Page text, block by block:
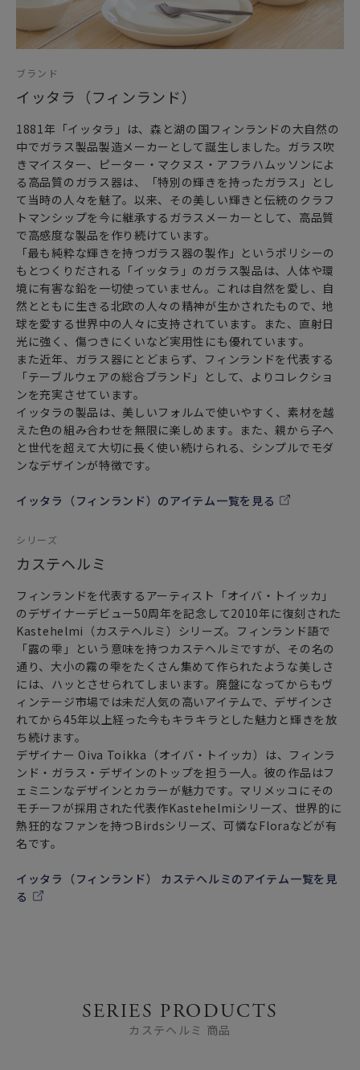
ブランド
イッタラ（フィンランド）
1881年「イッタラ」は、森と湖の国フィンランドの大自然の
中でガラス製品製造メーカーとして誕生しました。ガラス吹
きマイスター、ピーター・マクヌス・アフラハムッソンによ
る高品質のガラス器は、「特別の輝きを持ったガラス」とし
て当時の人々を魅了。以来、その美しい輝きと伝統のクラフ
トマンシップを今に継承するガラスメーカーとして、高品質
で高感度な製品を作り続けています。
「最も純粋な輝きを持つガラス器の製作」というポリシーの
もとつくりだされる「イッタラ」のガラス製品は、人体や環
境に有害な鉛を一切使っていません。これは自然を愛し、自
然とともに生きる北欧の人々の精神が生かされたもので、地
球を愛する世界中の人々に支持されています。また、直射日
光に強く、傷つきにくいなど実用性にも優れています。
また近年、ガラス器にとどまらず、フィンランドを代表する
「テーブルウェアの総合ブランド」として、よりコレクショ
ンを充実させています。
イッタラの製品は、美しいフォルムで使いやすく、素材を越
えた色の組み合わせを無限に楽しめます。また、親から子へ
と世代を超えて大切に長く使い続けられる、シンプルでモダ
ンなデザインが特徴です。
イッタラ（フィンランド）のアイテム一覧を見る
シリーズ
カステヘルミ
フィンランドを代表するアーティスト「オイバ・トイッカ」
のデザイナーデビュー50周年を記念して2010年に復刻された
Kastehelmi（カステヘルミ）シリーズ。フィンランド語で
「露の雫」という意味を持つカステヘルミですが、その名の
通り、大小の霧の雫をたくさん集めて作られたような美しさ
には、ハッとさせられてしまいます。廃盤になってからもヴ
ィンテージ市場では未だ人気の高いアイテムで、デザインさ
れてから45年以上経った今もキラキラとした魅力と輝きを放
ち続けます。
デザイナー Oiva Toikka（オイバ・トイッカ）は、フィンラ
ンド・ガラス・デザインのトップを担う一人。彼の作品はフ
ェミニンなデザインとカラーが魅力です。マリメッコにその
モチーフが採用された代表作Kastehelmiシリーズ、世界的に
熱狂的なファンを持つBirdsシリーズ、可憐なFloraなどが有
名です。
イッタラ（フィンランド） カステヘルミのアイテム一覧を見
る
SERIES PRODUCTS
カステヘルミ 商品